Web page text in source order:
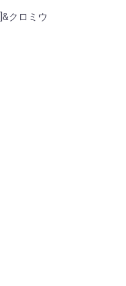
クロミウ